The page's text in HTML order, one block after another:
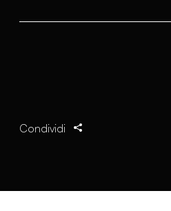
Condividi